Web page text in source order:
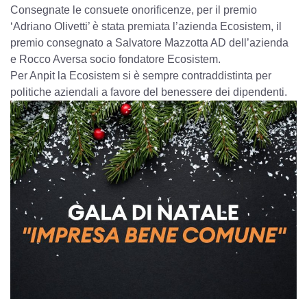
Consegnate le consuete onorificenze, per il premio
‘Adriano Olivetti’ è stata premiata l’azienda Ecosistem, il
premio consegnato a Salvatore Mazzotta AD dell’azienda
e Rocco Aversa socio fondatore Ecosistem.
Per Anpit la Ecosistem si è sempre contraddistinta per
politiche aziendali a favore del benessere dei dipendenti.